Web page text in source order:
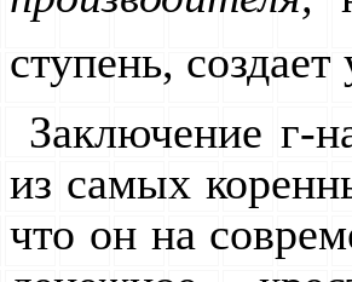
ступень,
Заключение г-
из самых
что он на